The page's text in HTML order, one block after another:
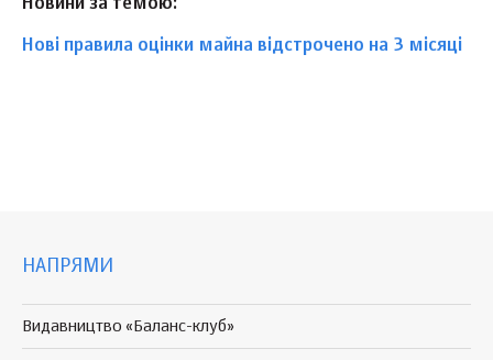
Новини за темою:
Нові правила оцінки майна відстрочено на 3 місяці
НАПРЯМИ
Видавництво «Баланс-клуб»